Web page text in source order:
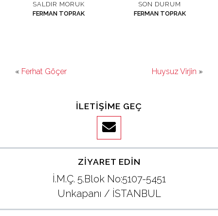
SALDIR MORUK
FERMAN TOPRAK
SON DURUM
FERMAN TOPRAK
« Ferhat Göçer Huysuz Virjin »
İLETIŞIME GEÇ
ZIYARET EDIN
İ.M.Ç. 5.Blok No:5107-5451
Unkapanı / İSTANBUL